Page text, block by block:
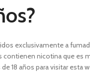
exclusivamente a
contienen nicotina que es
18 años para visitar esta
En Vapin
marca favorita